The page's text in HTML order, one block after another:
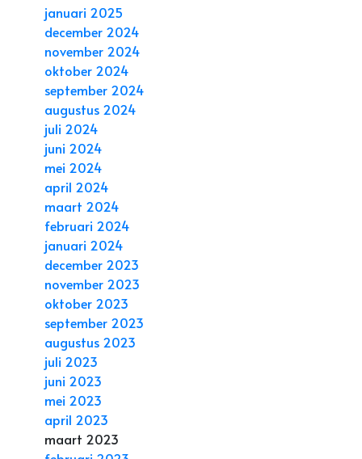
januari 2025
december 2024
november 2024
oktober 2024
september 2024
augustus 2024
juli 2024
juni 2024
mei 2024
april 2024
maart 2024
februari 2024
januari 2024
december 2023
november 2023
oktober 2023
september 2023
augustus 2023
juli 2023
juni 2023
mei 2023
april 2023
maart 2023